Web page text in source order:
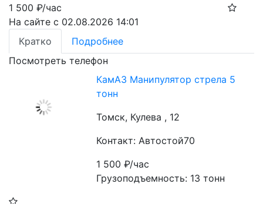
1 500 ₽/час
На сайте с 02.08.2026 14:01
Кратко
Подробнее
Посмотреть телефон
КамАЗ Манипулятор стрела 5
тонн
Томск, Кулева , 12
Контакт: Автостой70
1 500₽/час
Грузоподъемность: 13 тонн